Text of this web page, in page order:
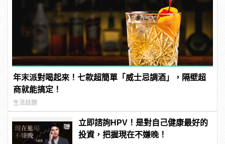
年末派對喝起來！七款超簡單「威士忌調酒」，隔壁超
商就能搞定！
生活話題
立即諮詢HPV！是對自己健康最好的
投資，把握現在不嫌晚！